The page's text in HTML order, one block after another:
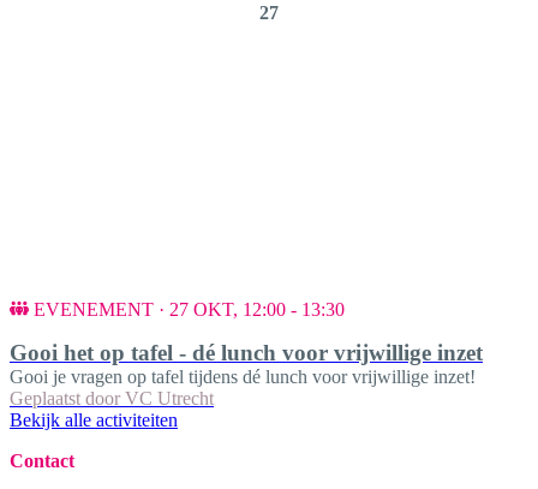
27
EVENEMENT · 27 OKT, 12:00 - 13:30
Gooi het op tafel - dé lunch voor vrijwillige inzet
Gooi je vragen op tafel tijdens dé lunch voor vrijwillige inzet!
Geplaatst door VC Utrecht
Bekijk alle activiteiten
Contact